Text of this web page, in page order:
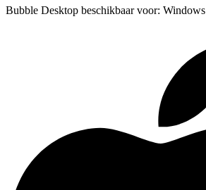
Bubble Desktop beschikbaar voor: Windows